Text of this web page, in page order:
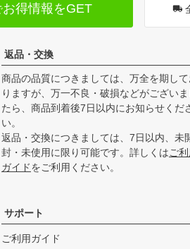
お得情報をGET
返品・交換
商品の品質につきましては、万全を期して
りますが、万一不良・破損などがございま
たら、商品到着後7日以内にお知らせくだ
い。
返品・交換につきましては、7日以内、未
封・未使用に限り可能です。詳しくはご利
ガイドをご利用ください。
サポート
ご利用ガイド